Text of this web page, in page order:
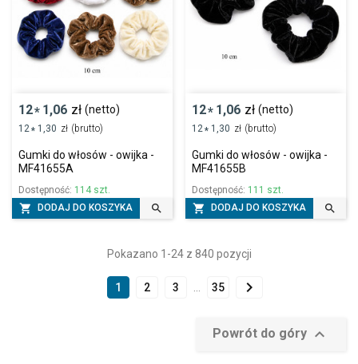
12* 1,06 zł (netto)
12* 1,30 zł (brutto)
Gumki do włosów - owijka -
MF41655A
Dostępność: 114 szt.
 DODAJ DO KOSZYKA 
12* 1,06 zł (netto)
12* 1,30 zł (brutto)
Gumki do włosów - owijka -
MF41655B
Dostępność: 111 szt.
 DODAJ DO KOSZYKA 
Pokazano 1-24 z 840 pozycji
1 2 3 … 35 
Powrót do góry 